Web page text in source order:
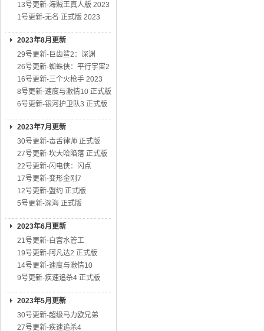
13号更新-海贼王真人版 2023
1号更新-无名 正式版 2023
2023年8月更新
29号更新-巨齿鲨2：深渊
26号更新-蜘蛛侠：平行宇宙2
16号更新-三个火枪手 2023
8号更新-速度与激情10 正式版
6号更新-银河护卫队3 正式版
2023年7月更新
30号更新-毒舌律师 正式版
27号更新-坎大哈陷落 正式版
22号更新-闪电侠：闪点
17号更新-变形金刚7
12号更新-盟约 正式版
5号更新-深海 正式版
2023年6月更新
21号更新-白宫水管工
19号更新-阿凡达2 正式版
14号更新-速度与激情10
9号更新-疾速追杀4 正式版
2023年5月更新
30号更新-超级马力欧兄弟
27号更新-疾速追杀4